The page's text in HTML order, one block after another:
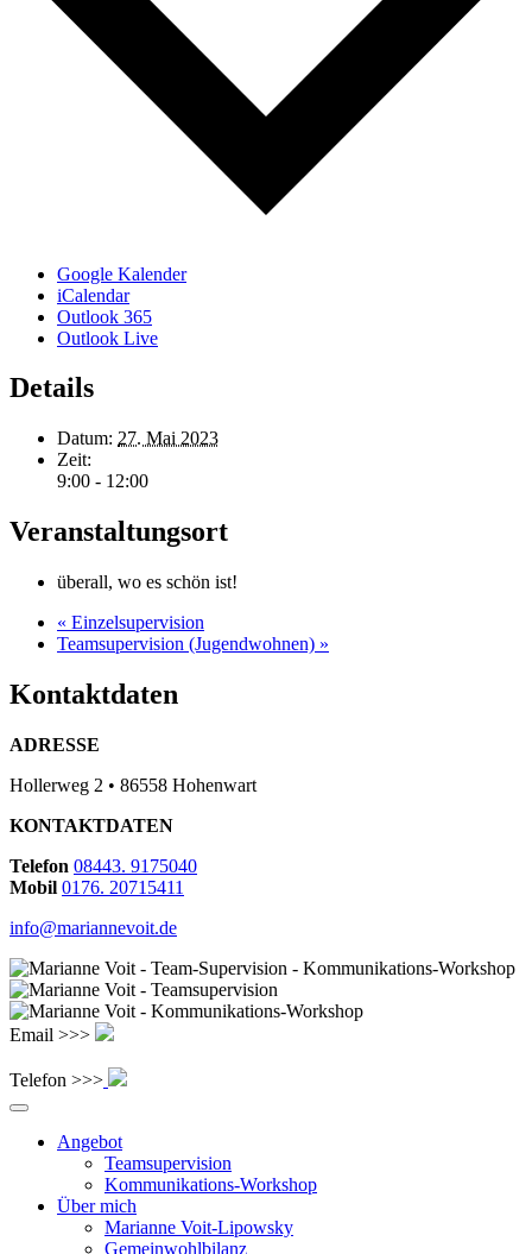
Google Kalender
iCalendar
Outlook 365
Outlook Live
Details
Datum: 27. Mai 2023
Zeit:
9:00 - 12:00
Veranstaltungsort
überall, wo es schön ist!
« Einzelsupervision
Teamsupervision (Jugendwohnen) »
Kontaktdaten
ADRESSE
Hollerweg 2 • 86558 Hohenwart
KONTAKTDATEN
Telefon 08443. 9175040
Mobil 0176. 20715411
info@mariannevoit.de
Email >>>
Telefon >>>
Angebot
Teamsupervision
Kommunikations-Workshop
Über mich
Marianne Voit-Lipowsky
Gemeinwohlbilanz